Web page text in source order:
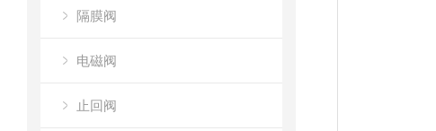
隔膜阀
电磁阀
止回阀